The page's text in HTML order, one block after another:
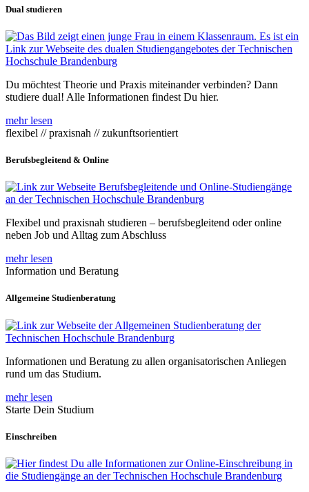
Dual studieren
Du möchtest Theorie und Praxis miteinander verbinden? Dann
studiere dual! Alle Informationen findest Du hier.
mehr lesen
flexibel // praxisnah // zukunftsorientiert
Berufsbegleitend & Online
Flexibel und praxisnah studieren – berufsbegleitend oder online
neben Job und Alltag zum Abschluss
mehr lesen
Information und Beratung
Allgemeine Studienberatung
Informationen und Beratung zu allen organisatorischen Anliegen
rund um das Studium.
mehr lesen
Starte Dein Studium
Einschreiben